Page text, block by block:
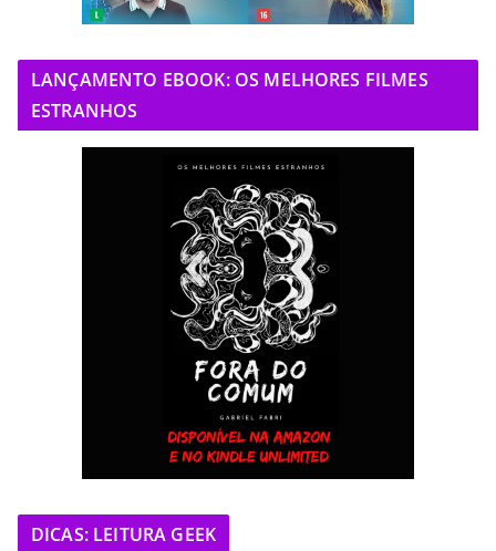
LANÇAMENTO EBOOK: OS MELHORES FILMES
ESTRANHOS
DICAS: LEITURA GEEK